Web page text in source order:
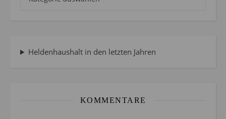
Heldenhaushalt in den letzten Jahren
KOMMENTARE